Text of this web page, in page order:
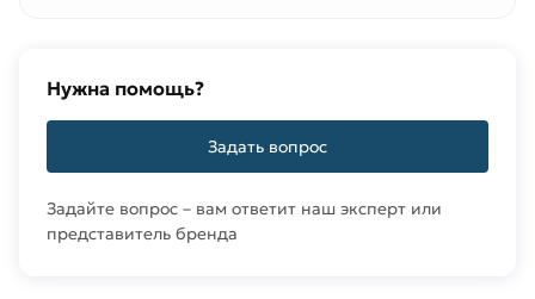
Нужна помощь?
Задать вопрос
Задайте вопрос – вам ответит наш эксперт или
представитель бренда